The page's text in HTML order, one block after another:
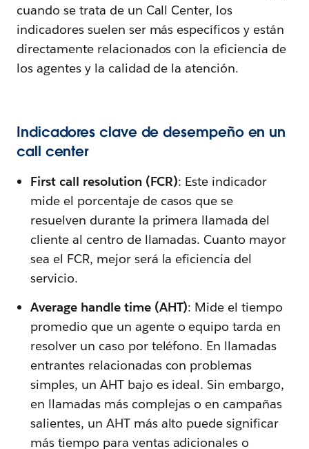
cuando se trata de un Call Center, los
indicadores suelen ser más específicos y están
directamente relacionados con la eficiencia de
los agentes y la calidad de la atención.
Indicadores clave de desempeño en un
call center
First call resolution (FCR): Este indicador
mide el porcentaje de casos que se
resuelven durante la primera llamada del
cliente al centro de llamadas. Cuanto mayor
sea el FCR, mejor será la eficiencia del
servicio.
Average handle time (AHT): Mide el tiempo
promedio que un agente o equipo tarda en
resolver un caso por teléfono. En llamadas
entrantes relacionadas con problemas
simples, un AHT bajo es ideal. Sin embargo,
en llamadas más complejas o en campañas
salientes, un AHT más alto puede significar
más tiempo para ventas adicionales o